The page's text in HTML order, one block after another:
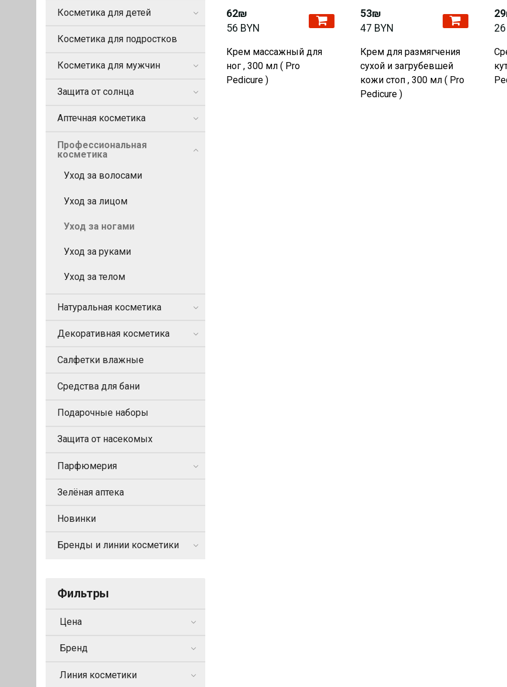
62₪
56 BYN
Крем массажный для
ног , 300 мл ( Pro
Pedicure )
53₪
47 BYN
Крем для размягчения
сухой и загрубевшей
кожи стоп , 300 мл ( Pro
Pedicure )
26
Косметика для детей
Косметика для подростков
Косметика для мужчин
Защита от солнца
Аптечная косметика
Профессиональная
косметика
Уход за волосами
Уход за лицом
Уход за ногами
Уход за руками
Уход за телом
Натуральная косметика
Декоративная косметика
Салфетки влажные
Средства для бани
Подарочные наборы
Защита от насекомых
Парфюмерия
Зелёная аптека
Новинки
Бренды и линии косметики
Фильтры
Цена
Бренд
Линия косметики